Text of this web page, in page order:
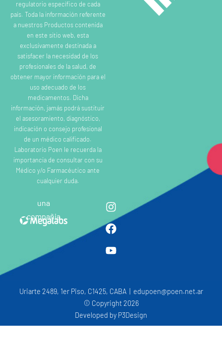
regulatorio específico de cada
país. Toda la información referente
a nuestros Productos contenida
en este sitio web, esta
exclusivamente destinada a
satisfacer la necesidad de los
profesionales de la salud, de
obtener mayor información para el
uso adecuado de los
medicamentos. Dicha
información, jamás podrá sustituir
el asesoramiento, diagnóstico,
indicación o consejo profesional
de un médico calificado.
Laboratorio Poen le recuerda la
importancia de consultar con su
Médico y/o Farmacéutico ante
cualquier duda.
una
compañia
Uriarte 2489, 1er Piso, C1425, CABA | edupoen@poen.net.ar
© Copyright 2026
Developed by P3Design